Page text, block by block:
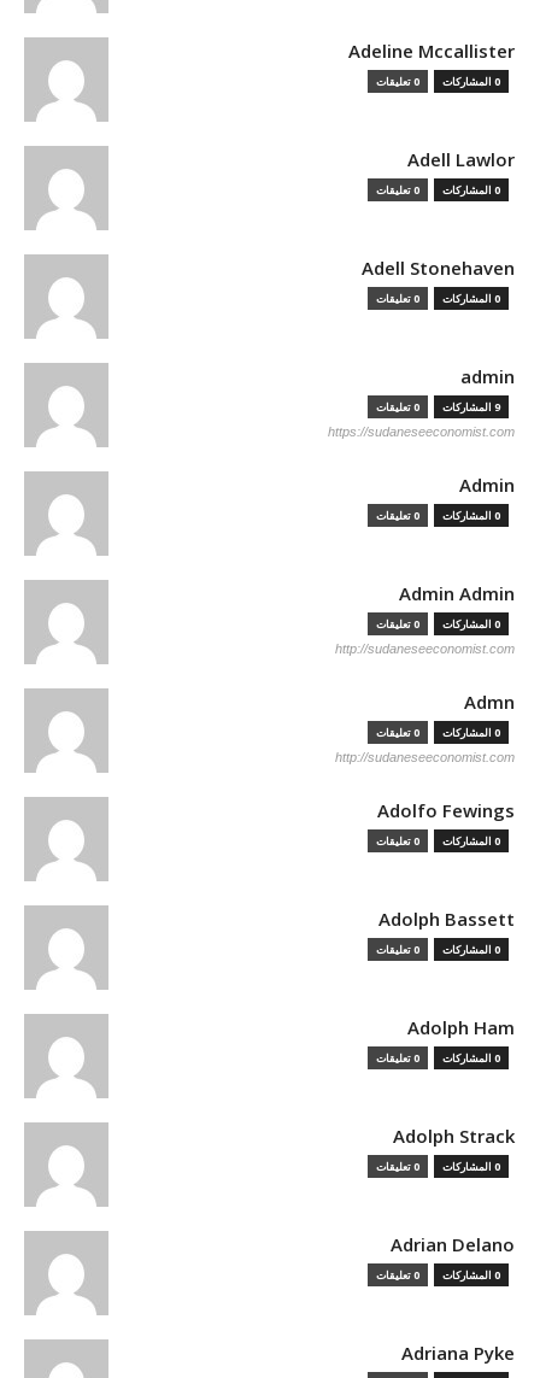
Adeline Mccallister
0 المشاركات 0 تعليقات
Adell Lawlor
0 المشاركات 0 تعليقات
Adell Stonehaven
0 المشاركات 0 تعليقات
admin
9 المشاركات 0 تعليقات
https://sudaneseeconomist.com
Admin
0 المشاركات 0 تعليقات
Admin Admin
0 المشاركات 0 تعليقات
http://sudaneseeconomist.com
Admn
0 المشاركات 0 تعليقات
http://sudaneseeconomist.com
Adolfo Fewings
0 المشاركات 0 تعليقات
Adolph Bassett
0 المشاركات 0 تعليقات
Adolph Ham
0 المشاركات 0 تعليقات
Adolph Strack
0 المشاركات 0 تعليقات
Adrian Delano
0 المشاركات 0 تعليقات
Adriana Pyke